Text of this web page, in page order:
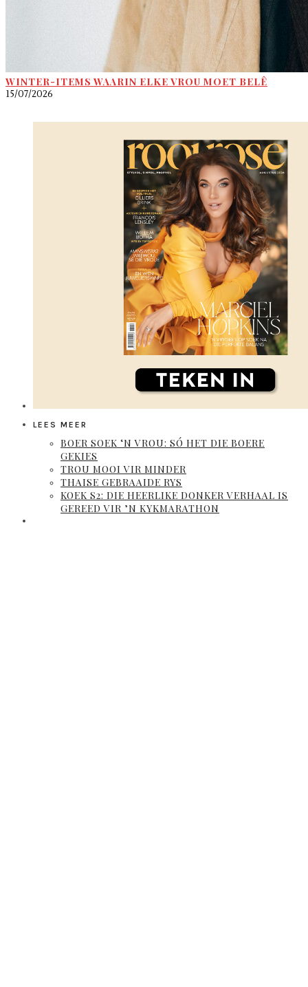
WINTER-ITEMS WAARIN ELKE VROU MOET BELÊ
15/07/2026
LEES MEER
BOER SOEK ‘N VROU: SÓ HET DIE BOERE
GEKIES
TROU MOOI VIR MINDER
THAISE GEBRAAIDE RYS
KOEK S2: DIE HEERLIKE DONKER VERHAAL IS
GEREED VIR ’N KYKMARATHON